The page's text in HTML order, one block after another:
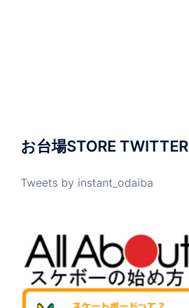
お台場STORE TWITTER
Tweets by instant_odaiba